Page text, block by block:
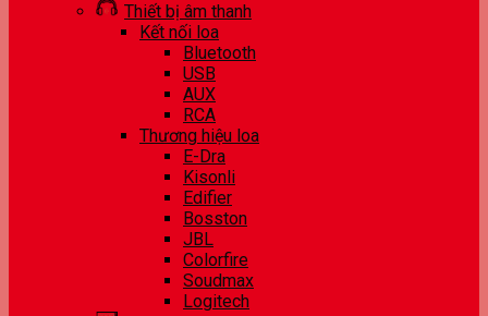
Thiết bị âm thanh
Kết nối loa
Bluetooth
USB
AUX
RCA
Thương hiệu loa
E-Dra
Kisonli
Edifier
Bosston
JBL
Colorfire
Soudmax
Logitech